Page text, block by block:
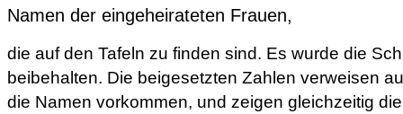
Namen der eingeheirateten Frauen,
die auf den Tafeln zu finden sind. Es wurde die
beibehalten. Die beigesetzten Zahlen verweisen
die Namen vorkommen, und zeigen gleichzeitig